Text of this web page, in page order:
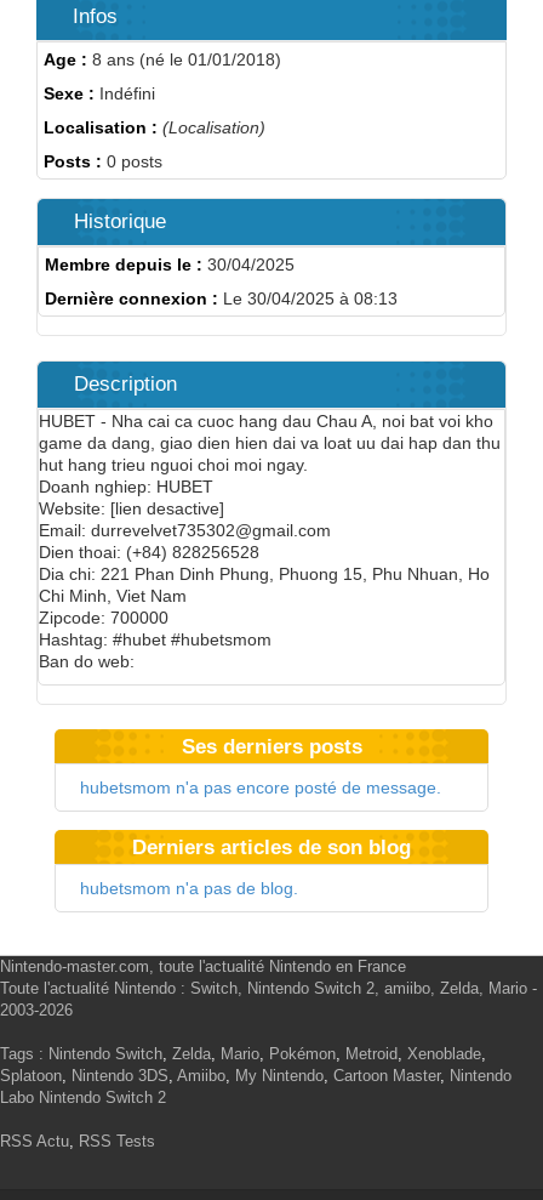
Infos
Age : 8 ans (né le 01/01/2018)
Sexe : Indéfini
Localisation : (Localisation)
Posts : 0 posts
Historique
Membre depuis le : 30/04/2025
Dernière connexion : Le 30/04/2025 à 08:13
Description
HUBET - Nha cai ca cuoc hang dau Chau A, noi bat voi kho
game da dang, giao dien hien dai va loat uu dai hap dan thu
hut hang trieu nguoi choi moi ngay.
Doanh nghiep: HUBET
Website: [lien desactive]
Email: durrevelvet735302@gmail.com
Dien thoai: (+84) 828256528
Dia chi: 221 Phan Dinh Phung, Phuong 15, Phu Nhuan, Ho
Chi Minh, Viet Nam
Zipcode: 700000
Hashtag: #hubet #hubetsmom
Ban do web:
Ses derniers posts
hubetsmom n'a pas encore posté de message.
Derniers articles de son blog
hubetsmom n'a pas de blog.
Nintendo-master.com, toute l'actualité Nintendo en France
Toute l'actualité Nintendo : Switch, Nintendo Switch 2, amiibo, Zelda, Mario -
2003-2026
Tags : Nintendo Switch, Zelda, Mario, Pokémon, Metroid, Xenoblade,
Splatoon, Nintendo 3DS, Amiibo, My Nintendo, Cartoon Master, Nintendo
Labo Nintendo Switch 2
RSS Actu, RSS Tests